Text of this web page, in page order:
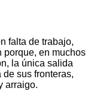
falta de trabajo,
porque, en muchos
la única salida
sus fronteras,
arraigo.